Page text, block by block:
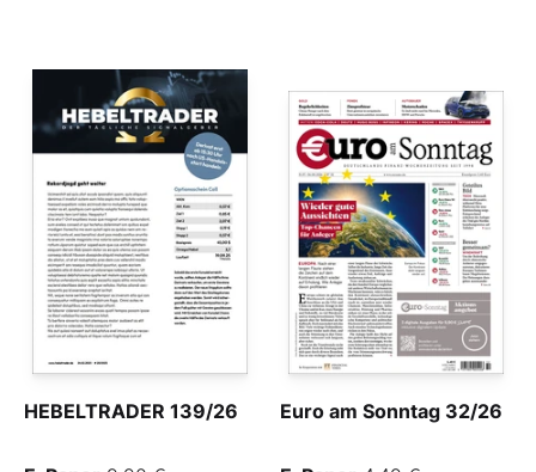
HEBELTRADER 139/26 Euro am Sonntag 32/26